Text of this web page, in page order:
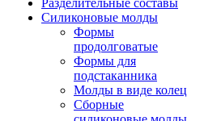
Разделительные составы
Силиконовые молды
Формы
продолговатые
Формы для
подстаканника
Молды в виде колец
Сборные